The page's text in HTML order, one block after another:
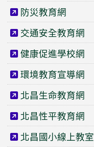
防災教育網
交通安全教育網
健康促進學校網
環境教育宣導網
北昌生命教育網
北昌性平教育網
北昌國小線上教室